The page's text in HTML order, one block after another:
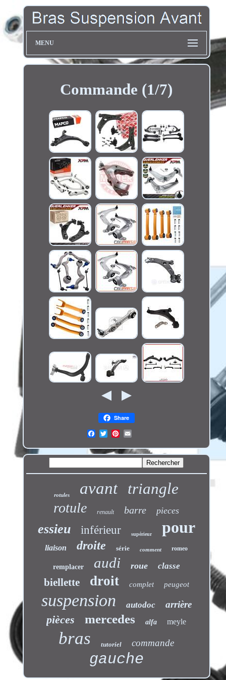
MENU
Commande (1/7)
Share
rotules avant triangle
rotule renault barre pieces
essieu inférieur supérieur pour
liaison droite série comment romeo
remplacer audi roue classe
biellette droit complet peugeot
suspension autodoc arrière
pièces mercedes alfa meyle
bras tutoriel commande
gauche